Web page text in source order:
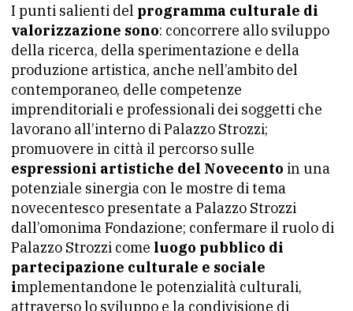
I punti salienti del programma culturale di
valorizzazione sono: concorrere allo sviluppo
della ricerca, della sperimentazione e della
produzione artistica, anche nell’ambito del
contemporaneo, delle competenze
imprenditoriali e professionali dei soggetti che
lavorano all’interno di Palazzo Strozzi;
promuovere in città il percorso sulle
espressioni artistiche del Novecento in una
potenziale sinergia con le mostre di tema
novecentesco presentate a Palazzo Strozzi
dall’omonima Fondazione; confermare il ruolo di
Palazzo Strozzi come luogo pubblico di
partecipazione culturale e sociale
implementandone le potenzialità culturali,
attraverso lo sviluppo e la condivisione di